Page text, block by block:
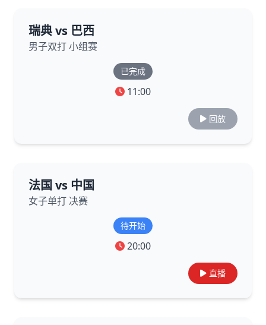
瑞典 vs 巴西
男子双打 小组赛
已完成
11:00
回放
法国 vs 中国
女子单打 决赛
待开始
20:00
直播